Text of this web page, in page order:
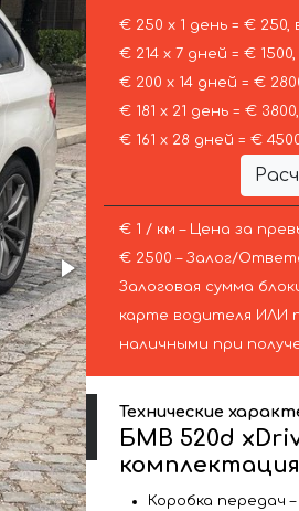
€ 250 х 1 день = € 250,
€ 214 х 7 дней = €
€ 200 х 14 дней = €
€ 181 х 21 день = €
€ 161 х 28 дней = €
€ 1 / км – Цена за
€ 2500 – Залог/
Залоговая сумма
карте водителя ИЛИ
наличными при
Технические
БМВ 520d
комплектация
Коробка передач